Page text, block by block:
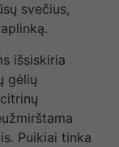
svečius,
išsiskiria
gėlių
Puikiai tinka